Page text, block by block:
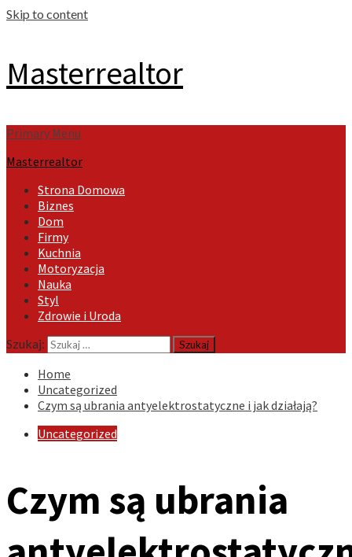
Skip to content
Masterrealtor
Primary Menu
Masterrealtor
Strona Domowa
Biznes
Dom
Firmy
Kuchnia
Motoryzacja
Nauka
Styl
Zdrowie i Uroda
Szukaj:
Home
Uncategorized
Czym są ubrania antyelektrostatyczne i jak działają?
Uncategorized
Czym są ubrania